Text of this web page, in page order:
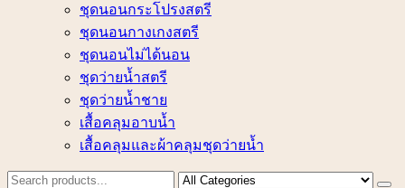
ชุดนอนกระโปรงสตรี
ชุดนอนกางเกงสตรี
ชุดนอนไม่ได้นอน
ชุดว่ายน้ำสตรี
ชุดว่ายน้ำชาย
เสื้อคลุมอาบน้ำ
เสื้อคลุมและผ้าคลุมชุดว่ายน้ำ